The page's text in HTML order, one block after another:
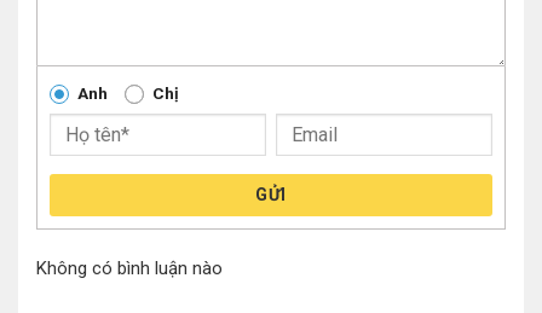
Anh Chị
GỬI
Không có bình luận nào